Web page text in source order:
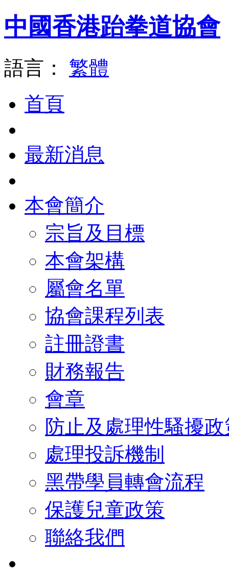
中國香港跆拳道協會
語言： 繁體
首頁
最新消息
本會簡介
宗旨及目標
本會架構
屬會名單
協會課程列表
註冊證書
財務報告
會章
防止及處理性騷擾
處理投訴機制
黑帶學員轉會流程
保護兒童政策
聯絡我們